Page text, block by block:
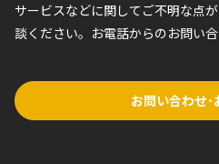
サービスなどに関してご不明な点
談ください。お電話からのお問い合
お問い合わせ･